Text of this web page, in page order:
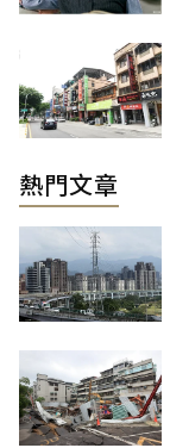
熱門文章